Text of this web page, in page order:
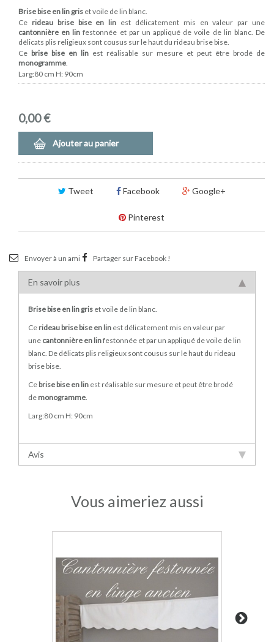
Brise bise en lin gris et voile de lin blanc.
Ce rideau brise bise en lin est délicatement mis en valeur par une
cantonnière en lin festonnée et par un appliqué de voile de lin blanc. De
délicats plis religieux sont cousus sur le haut du rideau brise bise.
Ce brise bise en lin est réalisable sur mesure et peut être brodé de
monogramme
Larg:80 cm H: 90cm
0,00 €
Ajouter au panier
Tweet Facebook Google+
Pinterest
Envoyer à un ami Partager sur Facebook !
En savoir plus
Brise bise en lin gris et voile de lin blanc.
Ce rideau brise bise en lin est délicatement mis en valeur par
une cantonnière en linfestonnée et par un appliqué de voile de lin
blanc. De délicats plis religieux sont cousus sur le haut du rideau
brise bise.
Ce brise bise en lin est réalisable sur mesure et peut être brodé
de monogramme
Larg:80 cm H: 90cm
Avis
Vous aimeriez aussi